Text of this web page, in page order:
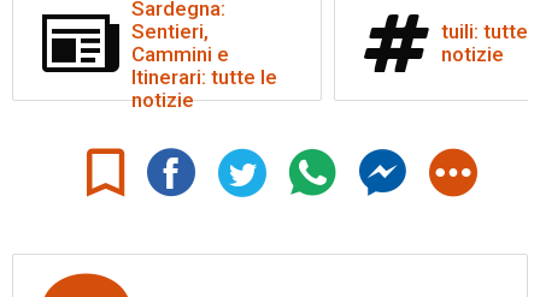
Sardegna:
Sentieri,
Cammini e
Itinerari: tutte le
notizie
tuili: tutte
notizie